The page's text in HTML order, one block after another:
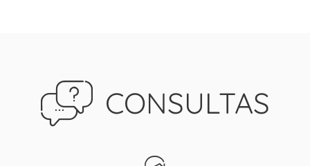
CONSULTAS